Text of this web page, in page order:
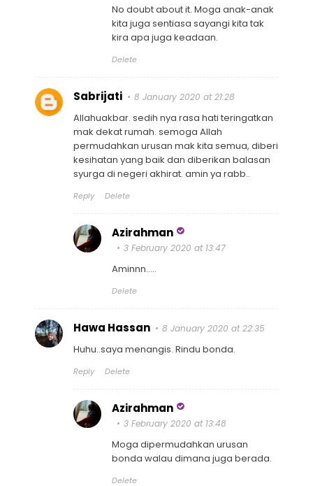
No doubt about it. Moga anak-anak
kita juga sentiasa sayangi kita tak
kira apa juga keadaan.
Delete
Sabrijati 8 January 2020 at 21:28
Allahuakbar. sedih nya rasa hati teringatkan
mak dekat rumah. semoga Allah
permudahkan urusan mak kita semua, diberi
kesihatan yang baik dan diberikan balasan
syurga di negeri akhirat. amin ya rabb..
Reply Delete
Azirahman
3 February 2020 at 13:47
Aminnn.....
Delete
Hawa Hassan 8 January 2020 at 22:35
Huhu..saya menangis. Rindu bonda.
Reply Delete
Azirahman
3 February 2020 at 13:48
Moga dipermudahkan urusan
bonda walau dimana juga berada.
Delete